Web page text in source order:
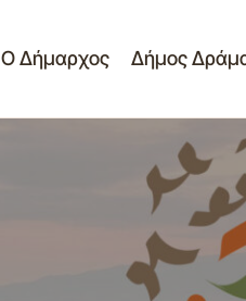
Ο Δήμαρχος Δήμος
Προσκλήσεις Επ. Ποιότητας